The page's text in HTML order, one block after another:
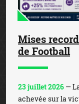
Mises
de Football
23 juillet 2026 —
achevée sur la